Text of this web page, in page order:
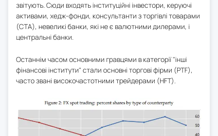
звітують. Сюди входять інституційні інвестори, керуючі
активами, хедж-фонди, консультанти з торгівлі товарами
(CTA), невеликі банки, які не є валютними дилерами, і
центральні банки.
Останнім часом основними гравцями в категорії "інші
фінансові інститути" стали основні торгові фірми (PTF),
часто звані високочастотними трейдерами (HFT).